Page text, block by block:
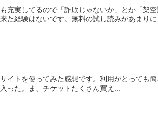
充実してるので「詐欺じゃないか」とか「架
経験はないです。無料の試し読みがあまりに
イトを使ってみた感想です。利用がとっても
った。ま、チケットたくさん買え...